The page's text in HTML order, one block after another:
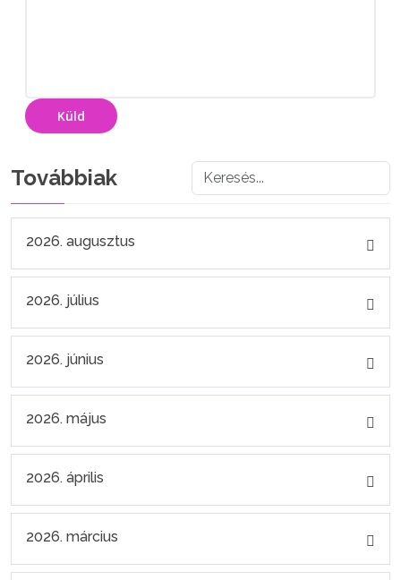
Küld
Továbbiak
2026. augusztus
2026. július
2026. június
2026. május
2026. április
2026. március